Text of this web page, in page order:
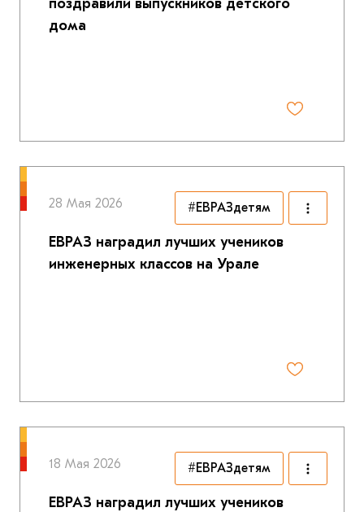
дома
28 Мая 2026
ЕВРАЗ наградил лучших учеников
инженерных классов на Урале
#ЕВРАЗдетям
18 Мая 2026
ЕВРАЗ наградил лучших учеников
#ЕВРАЗдетям